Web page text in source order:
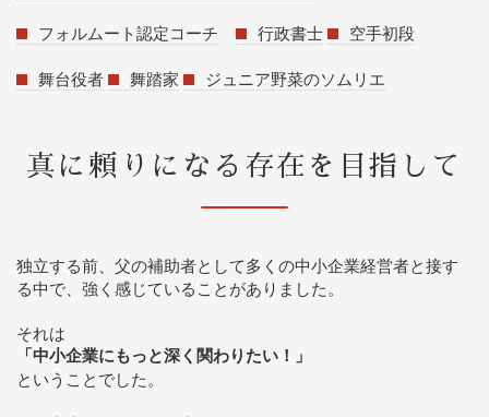
フォルムート認定コーチ
行政書士
空手初段
舞台役者
舞踏家 ジュニア野菜のソムリエ
真に頼りになる存在を目指して
独立する前、父の補助者として多くの中小企業経営者と接す
る中で、強く感じていることがありました。
それは
「中小企業にもっと深く関わりたい！」
ということでした。